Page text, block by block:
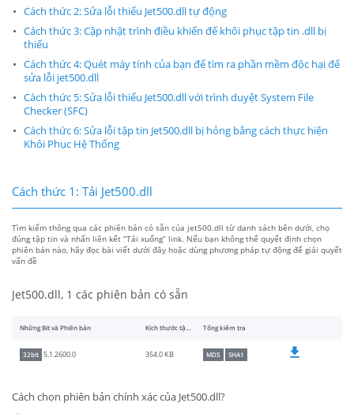
Cách thức 2: Sửa lỗi thiếu Jet500.dll tự động
Cách thức 3: Cập nhật trình điều khiển để khôi phục tập tin .dll bị
thiếu
Cách thức 4: Quét máy tính của bạn để tìm ra phần mềm độc hại để
sửa lỗi jet500.dll
Cách thức 5: Sửa lỗi thiếu Jet500.dll với trình duyệt System File
Checker (SFC)
Cách thức 6: Sửa lỗi tập tin Jet500.dll bị hỏng bằng cách thực hiện
Khôi Phục Hệ Thống
Cách thức 1: Tải Jet500.dll
Tìm kiếm thông qua các phiên bản có sẵn của jet500.dll từ danh sách bên dưới, chọ
đúng tập tin và nhấn liên kết “Tải xuống” link. Nếu bạn không thể quyết định chọn
phiên bản nào, hãy đọc bài viết dưới đây hoặc dùng phương pháp tự động để giải quyết
vấn đề
Jet500.dll, 1 các phiên bản có sẵn
Những Bit và Phiên bản Kích thước tập tin Tổng kiểm tra
32bit 5.1.2600.0 354.0 KB MD5 SHA1
Cách chọn phiên bản chính xác của Jet500.dll?